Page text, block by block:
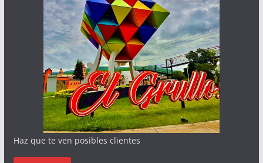
Haz que te ven posibles clientes